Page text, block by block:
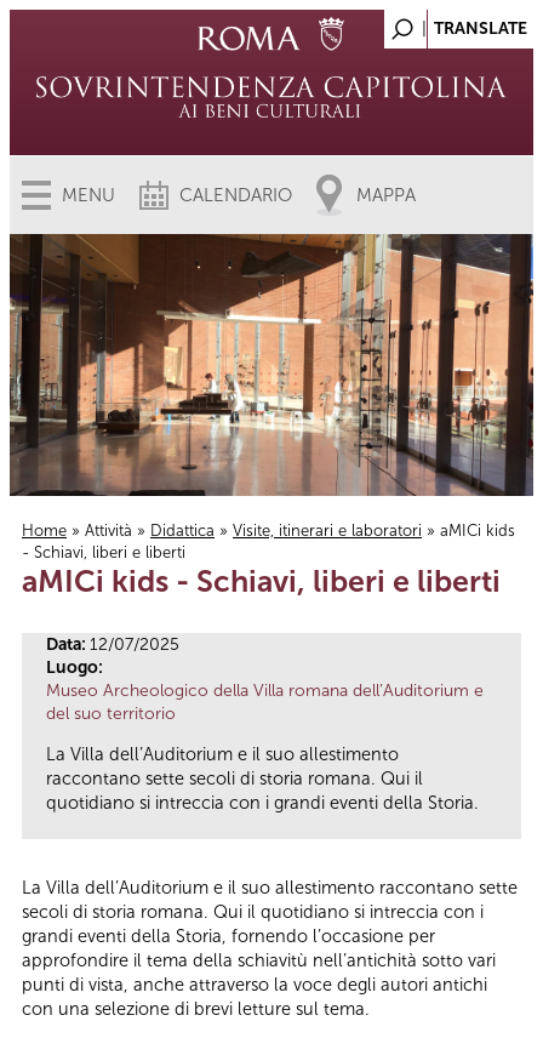
MENU CALENDARIO MAPPA
Tu sei qui
Home » Attività » Didattica » Visite, itinerari e laboratori » aMICi kids
- Schiavi, liberi e liberti
aMICi kids - Schiavi, liberi e liberti
Data: 12/07/2025
Luogo:
Museo Archeologico della Villa romana dell’Auditorium e
del suo territorio
La Villa dell’Auditorium e il suo allestimento
raccontano sette secoli di storia romana. Qui il
quotidiano si intreccia con i grandi eventi della Storia.
La Villa dell’Auditorium e il suo allestimento raccontano sette
secoli di storia romana. Qui il quotidiano si intreccia con i
grandi eventi della Storia, fornendo l’occasione per
approfondire il tema della schiavitù nell’antichità sotto vari
punti di vista, anche attraverso la voce degli autori antichi
con una selezione di brevi letture sul tema.